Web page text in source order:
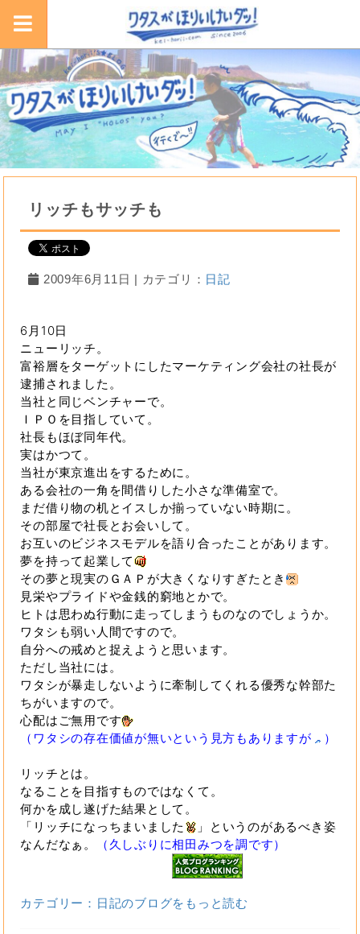
リッチもサッチも
2009年6月11日 | カテゴリ： 日記
6月10日
ニューリッチ。
富裕層をターゲットにしたマーケティング会社の社長が
逮捕されました。
当社と同じベンチャーで。
ＩＰＯを目指していて。
社長もほぼ同年代。
実はかつて。
当社が東京進出をするために。
ある会社の一角を間借りした小さな準備室で。
まだ借り物の机とイスしか揃っていない時期に。
その部屋で社長とお会いして。
お互いのビジネスモデルを語り合ったことがあります。
夢を持って起業して
その夢と現実のＧＡＰが大きくなりすぎたとき
見栄やプライドや金銭的窮地とかで。
ヒトは思わぬ行動に走ってしまうものなのでしょうか。
ワタシも弱い人間ですので。
自分への戒めと捉えようと思います。
ただし当社には。
ワタシが暴走しないように牽制してくれる優秀な幹部た
ちがいますので。
心配はご無用です
（ワタシの存在価値が無いという見方もありますが
）
リッチとは。
なることを目指すものではなくて。
何かを成し遂げた結果として。
「リッチになっちまいました
」というのがあるべき姿
なんだなぁ。
（久しぶりに相田みつを調です）
カテゴリー：日記のブログをもっと読む